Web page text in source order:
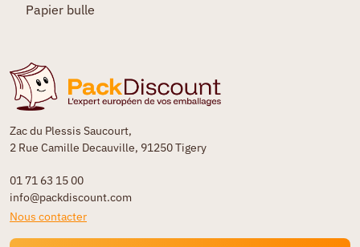
Zac du Plessis Saucourt,
2 Rue Camille Decauville, 91250 Tigery
01 71 63 15 00
info@packdiscount.com
Nous contacter
Papier bulle